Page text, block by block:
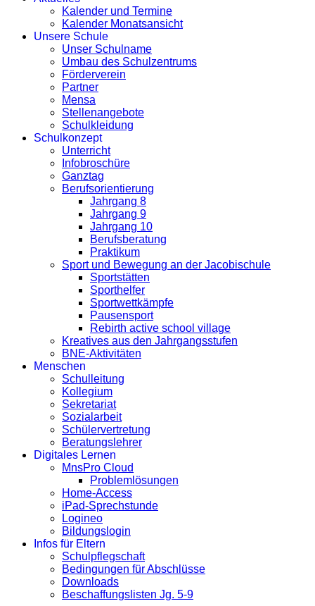
Kalender und Termine
Kalender Monatsansicht
Unsere Schule
Unser Schulname
Umbau des Schulzentrums
Förderverein
Partner
Mensa
Stellenangebote
Schulkleidung
Schulkonzept
Unterricht
Infobroschüre
Ganztag
Berufsorientierung
Jahrgang 8
Jahrgang 9
Jahrgang 10
Berufsberatung
Praktikum
Sport und Bewegung an der Jacobischule
Sportstätten
Sporthelfer
Sportwettkämpfe
Pausensport
Rebirth active school village
Kreatives aus den Jahrgangsstufen
BNE-Aktivitäten
Menschen
Schulleitung
Kollegium
Sekretariat
Sozialarbeit
Schülervertretung
Beratungslehrer
Digitales Lernen
MnsPro Cloud
Problemlösungen
Home-Access
iPad-Sprechstunde
Logineo
Bildungslogin
Infos für Eltern
Schulpflegschaft
Bedingungen für Abschlüsse
Downloads
Beschaffungslisten Jg. 5-9